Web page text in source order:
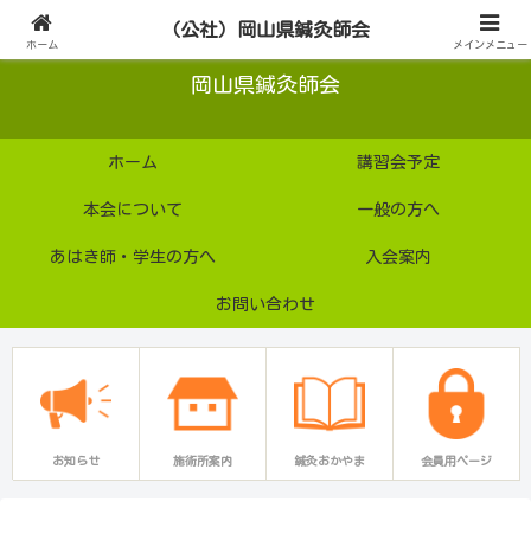
公益社団法人
岡山県鍼灸師会
ホーム 講習会予定
本会について 一般の方へ
あはき師・学生の方へ 入会案内
お問い合わせ
お知らせ 施術所案内 鍼灸おかやま 会員用ページ
ホーム
（公社）岡山県鍼灸師会
メインメニュー